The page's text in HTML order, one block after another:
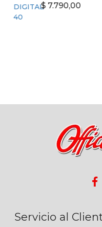
$ 7.790,00
Servicio al